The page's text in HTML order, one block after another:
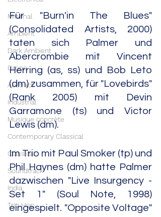
Minimal
Ambient
Dark Ambient
Drone
Abstract
Industrial
Musique concrète
Contemporary Classical
Classical
Soundtrack
India
Trip Hop
Für "Burn'in The Blues"
(Consolidated Artists, 2000)
taten sich Palmer und
Abercrombie mit Vincent
Herring (as, ss) und Bob Leto
(dm) zusammen, für "Lovebirds"
(Rank 2005) mit Devin
Garramone (ts) und Victor
Lewis (dm).
Im Trio mit Paul Smoker (tp) und
Phil Haynes (dm) hatte Palmer
dazwischen "Live Insurgency -
Set 1" (Soul Note, 1998)
eingespielt. "Opposite Voltage"